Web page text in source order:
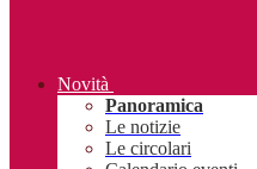
Novità
Panoramica
Le notizie
Le circolari